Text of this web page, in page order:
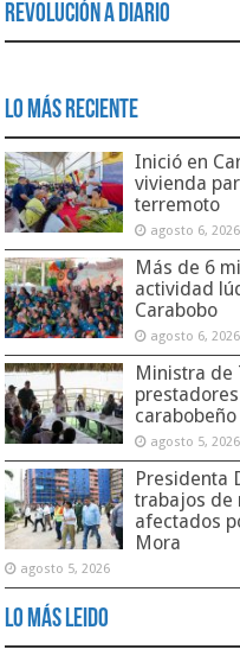
Revolución a Diario
Lo Más Reciente
Inició en
vivienda
terremoto
agosto 6, 2026
Más de 6
actividad
Carabobo
agosto 6, 2026
Ministra de
carabobeño
agosto 5, 2026
Presidenta
trabajos de
afectados
Mora
agosto 5, 2026
Lo Más Leido